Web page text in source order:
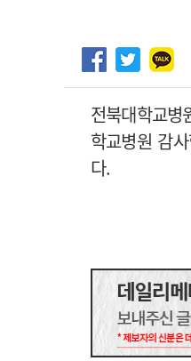
전북대학교
학교병원 감
다.